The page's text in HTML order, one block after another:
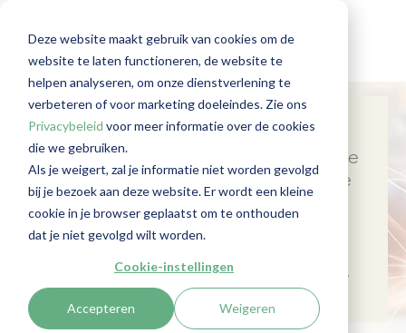
Deze website maakt gebruik van cookies om de
website te laten functioneren, de website te
helpen analyseren, om onze dienstverlening te
verbeteren of voor marketing doeleindes. Zie ons
Privacybeleid voor meer informatie over de cookies
die we gebruiken.
Als je weigert, zal je informatie niet worden gevolgd
bij je bezoek aan deze website. Er wordt een kleine
cookie in je browser geplaatst om te onthouden
dat je niet gevolgd wilt worden.
Cookie-instellingen
Accepteren Weigeren
Over RegLab
Wij zijn RegLab. Marktleider in
Wwft
Onze
digitale tool
-compliance
dienstverlening
ma
ken cliëntonb
sanctielijstmonitoring eenvoudig.